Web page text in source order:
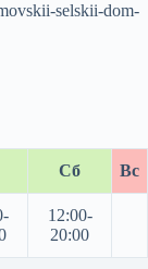
selskii-dom-
Сб Вс
12:00-
20:00